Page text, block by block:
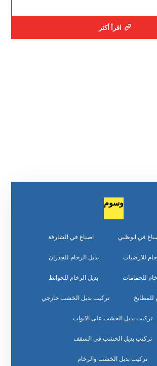
اقرأ أكثر
وسوم
في ابوظبي اصباغ في الشارقة
للارضيات بديل الرخام للجدران
للحمامات بديل الرخام للحوائط
للمطابخ تركيب بديل الخشب خارجي
تركيب بديل الخشب على الابواب
تركيب بديل الخشب في السقف
تركيب بديل الخشب والرخام